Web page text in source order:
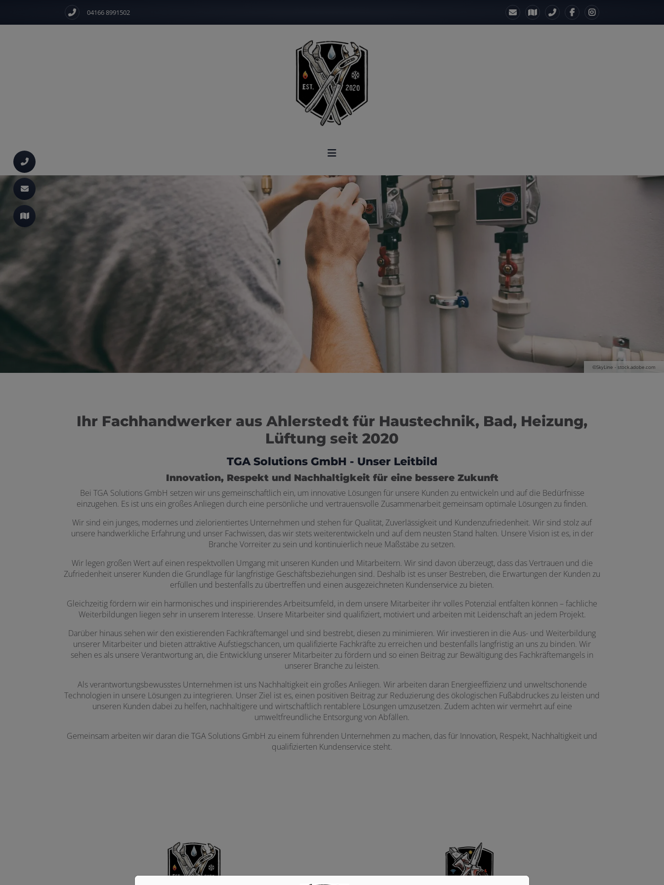
04166 8991502
©SkyLine - stock.adobe.com
Ihr Fachhandwerker aus Ahlerstedt für Haustechnik, Bad, Heizung,
Lüftung seit 2020
TGA Solutions GmbH - Unser Leitbild
Innovation, Respekt und Nachhaltigkeit für eine bessere Zukunft
Bei TGA Solutions GmbH setzen wir uns gemeinschaftlich ein, um innovative Lösungen für unsere Kunden zu entwickeln und auf die Bedürfnisse
einzugehen. Es ist uns ein großes Anliegen durch eine persönliche und vertrauensvolle Zusammenarbeit gemeinsam optimale Lösungen zu finden.
Wir sind ein junges, modernes und zielorientiertes Unternehmen und stehen für Qualität, Zuverlässigkeit und Kundenzufriedenheit. Wir sind stolz auf
unsere handwerkliche Erfahrung und unser Fachwissen, das wir stets weiterentwickeln und auf dem neusten Stand halten. Unsere Vision ist es, in der
Branche Vorreiter zu sein und kontinuierlich neue Maßstäbe zu setzen.
Wir legen großen Wert auf einen respektvollen Umgang mit unseren Kunden und Mitarbeitern. Wir sind davon überzeugt, dass das Vertrauen und die
Zufriedenheit unserer Kunden die Grundlage für langfristige Geschäftsbeziehungen sind. Deshalb ist es unser Bestreben, die Erwartungen der Kunden zu
erfüllen und bestenfalls zu übertreffen und einen ausgezeichneten Kundenservice zu bieten.
Gleichzeitig fördern wir ein harmonisches und inspirierendes Arbeitsumfeld, in dem unsere Mitarbeiter ihr volles Potenzial entfalten können – fachliche
Weiterbildungen liegen sehr in unserem Interesse. Unsere Mitarbeiter sind qualifiziert, motiviert und arbeiten mit Leidenschaft an jedem Projekt.
Darüber hinaus sehen wir den existierenden Fachkräftemangel und sind bestrebt, diesen zu minimieren. Wir investieren in die Aus- und Weiterbildung
unserer Mitarbeiter und bieten attraktive Aufstiegschancen, um qualifizierte Fachkräfte zu erreichen und bestenfalls langfristig an uns zu binden. Wir
sehen es als unsere Verantwortung an, die Entwicklung unserer Mitarbeiter zu fördern und so einen Beitrag zur Bewältigung des Fachkräftemangels in
unserer Branche zu leisten.
Als verantwortungsbewusstes Unternehmen ist uns Nachhaltigkeit ein großes Anliegen. Wir arbeiten daran Energieeffizienz und unweltschonende
Technologien in unsere Lösungen zu integrieren. Unser Ziel ist es, einen positiven Beitrag zur Reduzierung des ökologischen Fußabdruckes zu leisten und
unseren Kunden dabei zu helfen, nachhaltigere und wirtschaftlich rentablere Lösungen umzusetzen. Zudem achten wir vermehrt auf eine
umweltfreundliche Entsorgung von Abfällen.
Gemeinsam arbeiten wir daran die TGA Solutions GmbH zu einem führenden Unternehmen zu machen, das für Innovation, Respekt, Nachhaltigkeit und
qualifizierten Kundenservice steht.
schließen